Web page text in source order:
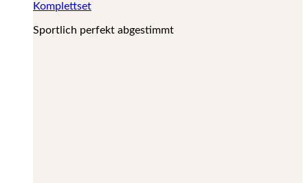
Komplettset
Sportlich perfekt abgestimmt